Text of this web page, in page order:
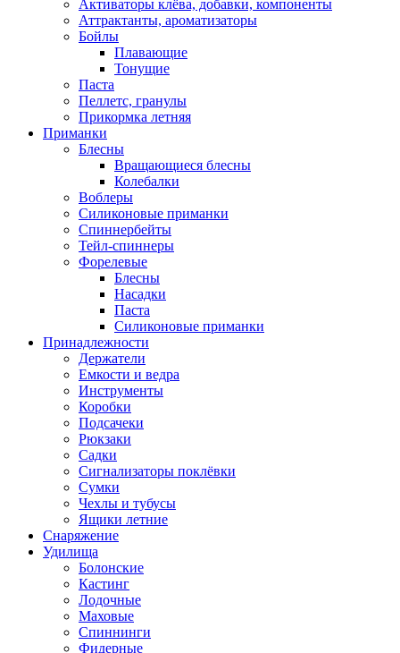
Активаторы клёва, добавки, компоненты
Аттрактанты, ароматизаторы
Бойлы
Плавающие
Тонущие
Паста
Пеллетс, гранулы
Прикормка летняя
Приманки
Блесны
Вращающиеся блесны
Колебалки
Воблеры
Силиконовые приманки
Спиннербейты
Тейл-спиннеры
Форелевые
Блесны
Насадки
Паста
Силиконовые приманки
Принадлежности
Держатели
Емкости и ведра
Инструменты
Коробки
Подсачеки
Рюкзаки
Садки
Сигнализаторы поклёвки
Сумки
Чехлы и тубусы
Ящики летние
Снаряжение
Удилища
Болонские
Кастинг
Лодочные
Маховые
Спиннинги
Фидерные